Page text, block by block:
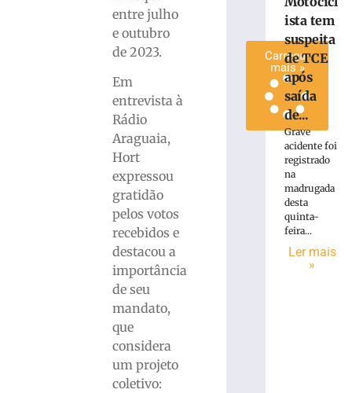
entre julho
e outubro
de 2023.
Em
entrevista à
Rádio
Araguaia,
Hort
expressou
gratidão
pelos votos
recebidos e
destacou a
importância
de seu
mandato,
que
considera
um projeto
coletivo:
Carregar
mais »
ista tem
suspeita
de TCE
após
saída
de...
Grave
acidente foi
registrado
na
madrugada
desta
quinta-
feira...
Ler mais
»